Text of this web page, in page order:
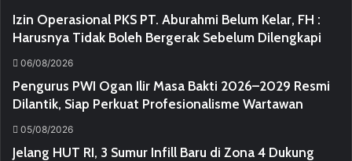
Izin Operasional PKS PT. Aburahmi Belum Kelar, FH :
Harusnya Tidak Boleh Bergerak Sebelum Dilengkapi
06/08/2026
Pengurus PWI Ogan Ilir Masa Bakti 2026–2029 Resmi
Dilantik, Siap Perkuat Profesionalisme Wartawan
05/08/2026
Jelang HUT RI, 3 Sumur Infill Baru di Zona 4 Dukung